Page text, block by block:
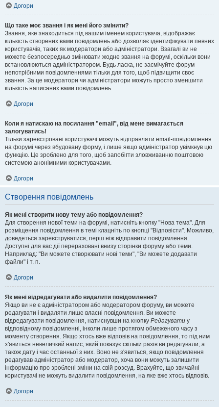
Догори
Що таке моє звання і як мені його змінити?
Звання, яке знаходиться під вашим іменем користувача, відображає
кількість створених вами повідомлень або дозволяє ідентифікувати певних
користувачів, таких як модератори або адміністратори. Взагалі ви не
можете безпосередньо змінювати жодне звання на форумі, оскільки вони
встановлюються адміністратором. Будь ласка, не засмічуйте форум
непотрібними повідомленнями тільки для того, щоб підвищити своє
звання. За це модератори чи адміністратори можуть просто зменшити
кількість написаних вами повідомлень.
Догори
Коли я натискаю на посилання "email", від мене вимагається
залогуватись!
Тільки зареєстровані користувачі можуть відправляти email-повідомлення
на форумі через вбудовану форму, і лише якщо адміністратор увімкнув цю
функцію. Це зроблено для того, щоб запобігти зловживанню поштовою
системою анонімними користувачами.
Догори
Створення повідомлень
Як мені створити нову тему або повідомлення?
Для створення нової теми на форумі, натисніть кнопку "Нова тема". Для
розміщення повідомлення в темі клацніть по кнопці "Відповісти". Можливо,
доведеться зареєструватися, перш ніж відправити повідомлення.
Доступні для вас дії перераховані внизу сторінки форуму або теми.
Наприклад: "Ви можете створювати нові теми", "Ви можете додавати
файли" і т. п.
Догори
Як мені відредагувати або видалити повідомлення?
Якщо ви не є адміністратором або модератором форуму, ви можете
редагувати і видаляти лише власні повідомлення. Ви можете
відредагувати повідомлення, натиснувши на кнопку Редагувати у
відповідному повідомленні, інколи лише протягом обмеженого часу з
моменту створення. Якщо хтось вже відповів на повідомлення, то під ним
з'явиться невеличкий напис, який показує скільки разів ви редагували, а
також дату і час останньої з них. Воно не з'явиться, якщо повідомлення
редагував адміністратор або модератор, хоча вони можуть залишити
інформацію про зроблені зміни на свій розсуд. Врахуйте, що звичайні
користувачі не можуть видалити повідомлення, на яке вже хтось відповів.
Догори